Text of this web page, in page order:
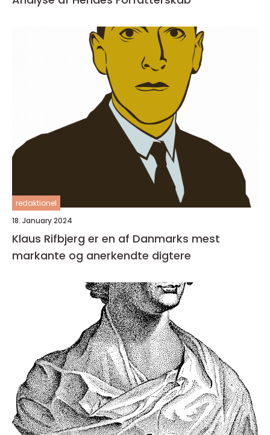
redaktionel
18. January 2024
Klaus Rifbjerg er en af Danmarks mest
markante og anerkendte digtere